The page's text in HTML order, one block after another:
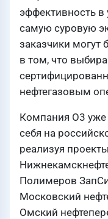
эффективность
самую суровую
заказчики могут
в том, что
нефтегазовым
Компания О3
себя на
реализуя
Полимеров
Московский
Омский